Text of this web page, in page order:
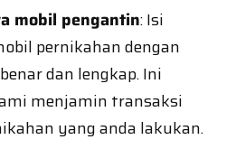
mobil pengantin: Isi
pernikahan dengan
dan lengkap. Ini
menjamin transaksi
yang anda lakukan.